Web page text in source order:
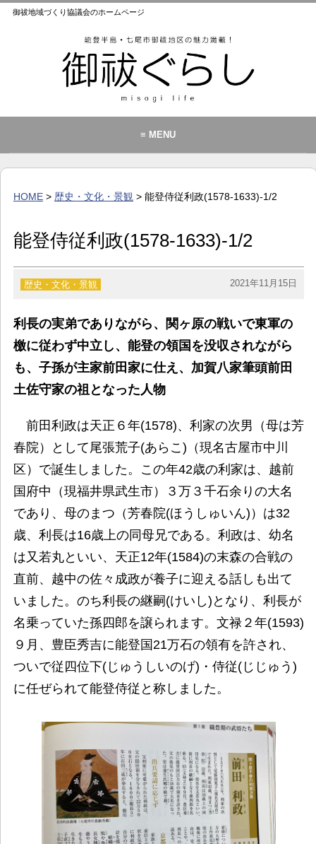
御祓地域づくり協議会のホームページ
≡ MENU
カレンダー
HOME> 歴史・文化・景観 > 能登侍従利政(1578-1633)-1/2
能登侍従利政(1578-1633)-1/2
歴史・文化・景観 2021年11月15日
利長の実弟でありながら、関ヶ原の戦いで東軍の
檄に従わず中立し、能登の領国を没収されながら
も、子孫が主家前田家に仕え、加賀八家筆頭前田
土佐守家の祖となった人物
前田利政は天正６年(1578)、利家の次男（母は芳
春院）として尾張荒子(あらこ)（現名古屋市中川
区）で誕生しました。この年42歳の利家は、越前
国府中（現福井県武生市）３万３千石余りの大名
であり、母のまつ（芳春院(ほうしゅいん)）は32
歳、利長は16歳上の同母兄である。利政は、幼名
は又若丸といい、天正12年(1584)の末森の合戦の
直前、越中の佐々成政が養子に迎える話しも出て
いました。のち利長の継嗣(けいし)となり、利長が
名乗っていた孫四郎を譲られます。文禄２年(1593)
９月、豊臣秀吉に能登国21万石の領有を許され、
ついで従四位下(じゅうしいのげ)・侍従(じじゅう)
に任ぜられて能登侍従と称しました。